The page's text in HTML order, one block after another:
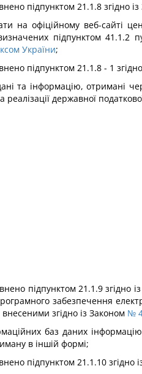
підпунктом 21.1.8 згідно
на офіційному веб-сайті
підпунктом 41.1.2
України;
підпунктом 21.1.8 - 1
та інформацію, отримані
реалізації державної
підпунктом 21.1.9 згідно
забезпечення
згідно із Законом №
баз даних
в іншій формі;
підпунктом 21.1.10 згідно